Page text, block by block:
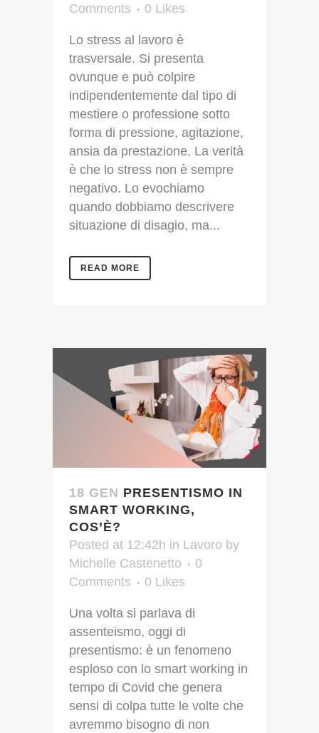
Comments
0 Likes
Lo stress al lavoro è
trasversale. Si presenta
ovunque e può colpire
indipendentemente dal tipo di
mestiere o professione sotto
forma di pressione, agitazione,
ansia da prestazione. La verità
è che lo stress non è sempre
negativo. Lo evochiamo
quando dobbiamo descrivere
situazione di disagio, ma...
READ MORE
18 GEN PRESENTISMO IN
SMART WORKING,
COS’È?
Posted at 12:42h in Lavoro by
Michelle Castenetto
0
Comments
0 Likes
Una volta si parlava di
assenteismo, oggi di
presentismo: è un fenomeno
esploso con lo smart working in
tempo di Covid che genera
sensi di colpa tutte le volte che
avremmo bisogno di non